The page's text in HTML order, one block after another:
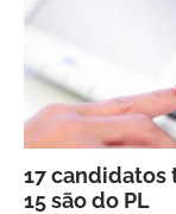
17 candidatos
15 são do PL